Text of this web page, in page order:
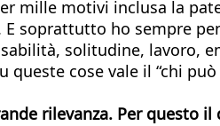
mille motivi inclusa la
soprattutto ho sempre
solitudine, lavoro,
cose vale il “chi
rilevanza. Per